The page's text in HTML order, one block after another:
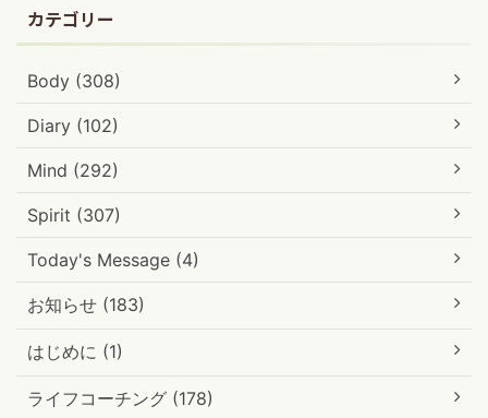
カテゴリー
Body (308)
Diary (102)
Mind (292)
Spirit (307)
Today's Message (4)
お知らせ (183)
はじめに (1)
ライフコーチング (178)